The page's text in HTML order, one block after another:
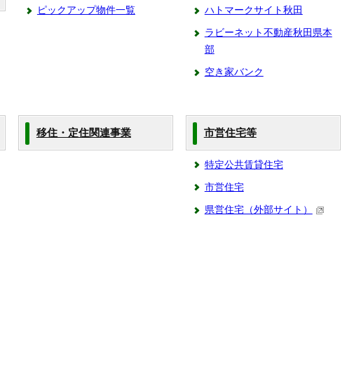
ピックアップ物件一覧 ハトマークサイト秋田
ラビーネット不動産秋田県本
部
空き家バンク
移住・定住関連事業 市営住宅等
特定公共賃貸住宅
市営住宅
県営住宅（外部サイト）